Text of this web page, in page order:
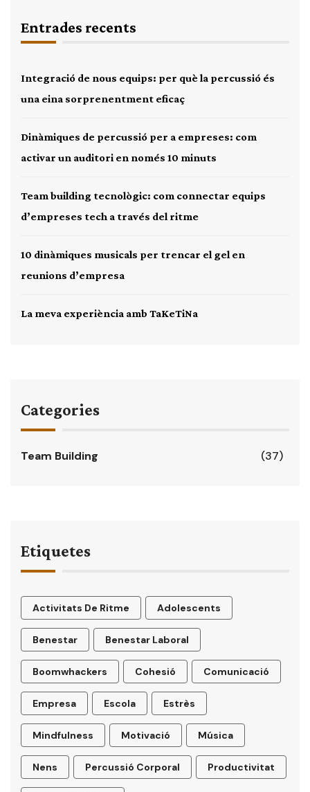
Entrades recents
Integració de nous equips: per què la percussió és
una eina sorprenentment eficaç
Dinàmiques de percussió per a empreses: com
activar un auditori en només 10 minuts
Team building tecnològic: com connectar equips
d’empreses tech a través del ritme
10 dinàmiques musicals per trencar el gel en
reunions d’empresa
La meva experiència amb TaKeTiNa
Categories
Team Building (37)
Etiquetes
Activitats De Ritme Adolescents
Benestar Benestar Laboral
Boomwhackers Cohesió Comunicació
Empresa Escola Estrès
Mindfulness Motivació Música
Nens Percussió Corporal Productivitat